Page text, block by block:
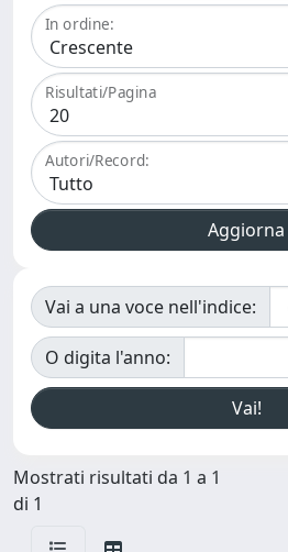
In ordine:
Risultati/Pagina
Autori/Record:
Vai a una voce nell'indice:
O digita l'anno:
Mostrati risultati da 1 a 1
di 1